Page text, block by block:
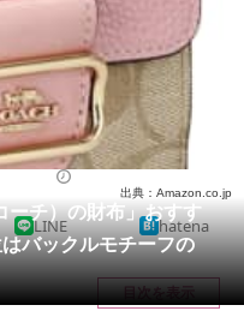
・育児
ーチ
ーチ）の財布」おすす
バックルモチーフの
出典：Amazon.co.jp
LINE hatena
目次を表示